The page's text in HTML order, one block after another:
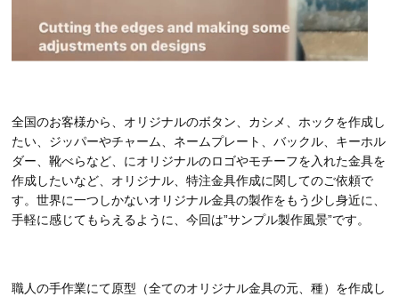
全国のお客様から、オリジナルのボタン、カシメ、ホックを作成し
たい、ジッパーやチャーム、ネームプレート、バックル、キーホル
ダー、靴べらなど、にオリジナルのロゴやモチーフを入れた金具を
作成したいなど、オリジナル、特注金具作成に関してのご依頼で
す。世界に一つしかないオリジナル金具の製作をもう少し身近に、
手軽に感じてもらえるように、今回は”サンプル製作風景”です。
職人の手作業にて原型（全てのオリジナル金具の元、種）を作成し